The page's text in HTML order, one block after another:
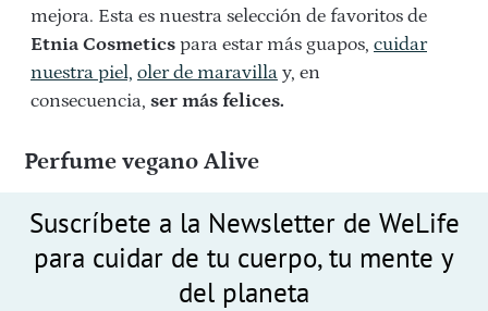
mejora. Esta es nuestra selección de favoritos de
Etnia Cosmetics para estar más guapos, cuidar
nuestra piel, oler de maravilla y, en
consecuencia, ser más felices.
Perfume vegano Alive
Suscríbete a la Newsletter de WeLife
para cuidar de tu cuerpo, tu mente y
del planeta